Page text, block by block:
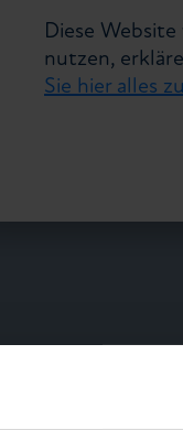
Diese
nutzen,
Sie hier alles